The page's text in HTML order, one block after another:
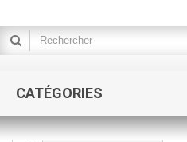
CATÉGORIES